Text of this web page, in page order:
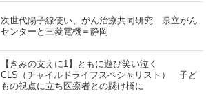
次世代陽子線使い、がん治療共同研究 県立がん
センターと三菱電機＝静岡
【きみの支えに1】ともに遊び笑い泣く
CLS（チャイルドライフスペシャリスト） 子ど
もの視点に立ち医療者との懸け橋に